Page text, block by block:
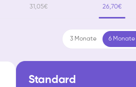
31,05€ 26,70€
3 Monate 6 Monate
Standard